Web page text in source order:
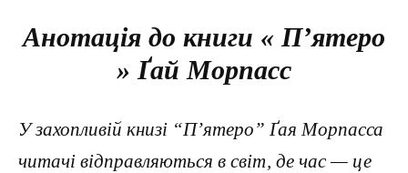
Анотація до книги « П’ятеро
» Ґай Морпасс
У захопливій книзі “П’ятеро” Ґая Морпасса
читачі відправляються в світ, де час — це